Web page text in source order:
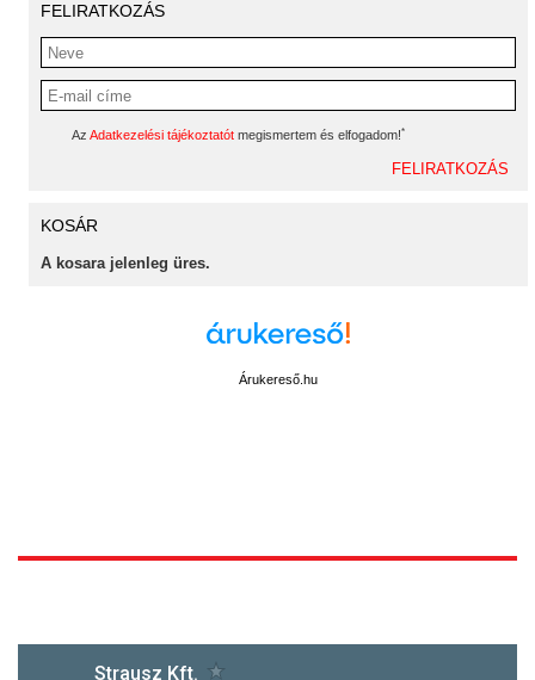
FELIRATKOZÁS
Az Adatkezelési tájékoztatót megismertem és elfogadom!*
KOSÁR
A kosara jelenleg üres.
Árukereső.hu